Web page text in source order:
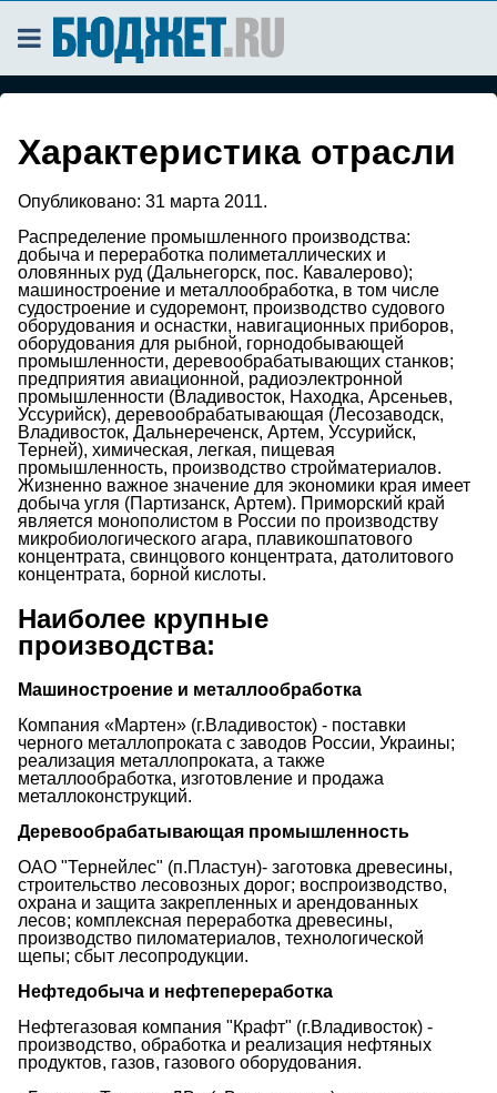
Характеристика отрасли
Опубликовано: 31 марта 2011.
Распределение промышленного производства:
добыча и переработка полиметаллических и
оловянных руд (Дальнегорск, пос. Кавалерово);
машиностроение и металлообработка, в том числе
судостроение и судоремонт, производство судового
оборудования и оснастки, навигационных приборов,
оборудования для рыбной, горнодобывающей
промышленности, деревообрабатывающих станков;
предприятия авиационной, радиоэлектронной
промышленности (Владивосток, Находка, Арсеньев,
Уссурийск), деревообрабатывающая (Лесозаводск,
Владивосток, Дальнереченск, Артем, Уссурийск,
Терней), химическая, легкая, пищевая
промышленность, производство стройматериалов.
Жизненно важное значение для экономики края имеет
добыча угля (Партизанск, Артем). Приморский край
является монополистом в России по производству
микробиологического агара, плавикошпатового
концентрата, свинцового концентрата, датолитового
концентрата, борной кислоты.
Наиболее крупные
производства:
Машиностроение и металлообработка
Компания «Мартен» (г.Владивосток) - поставки
черного металлопроката с заводов России, Украины;
реализация металлопроката, а также
металлообработка, изготовление и продажа
металлоконструкций.
Деревообрабатывающая промышленность
ОАО "Тернейлес" (п.Пластун)- заготовка древесины,
строительство лесовозных дорог; воспроизводство,
охрана и защита закрепленных и арендованных
лесов; комплексная переработка древесины,
производство пиломатериалов, технологической
щепы; сбыт лесопродукции.
Нефтедобыча и нефтепереработка
Нефтегазовая компания "Крафт" (г.Владивосток) -
производство, обработка и реализация нефтяных
продуктов, газов, газового оборудования.